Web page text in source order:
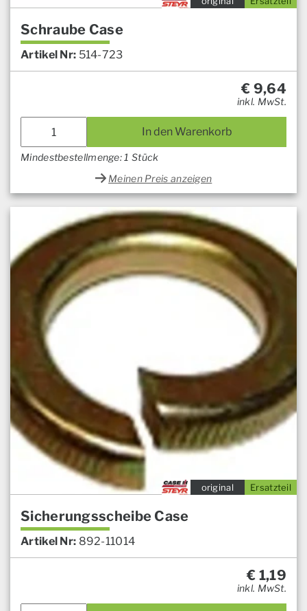
Schraube Case
Artikel Nr: 514-723
€ 9,64
inkl. MwSt.
In den Warenkorb
Mindestbestellmenge: 1 Stück
Meinen Preis anzeigen
Ersatzteil
original
Sicherungsscheibe Case
Artikel Nr: 892-11014
€ 1,19
inkl. MwSt.